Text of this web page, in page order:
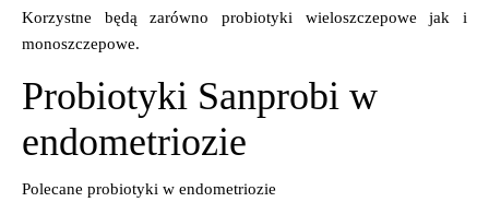
Korzystne będą zarówno probiotyki wieloszczepowe jak i
monoszczepowe.
Probiotyki Sanprobi w
endometriozie
Polecane probiotyki w endometriozie